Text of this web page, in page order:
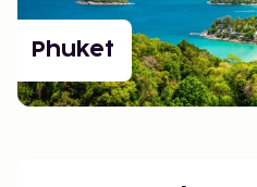
Phuket